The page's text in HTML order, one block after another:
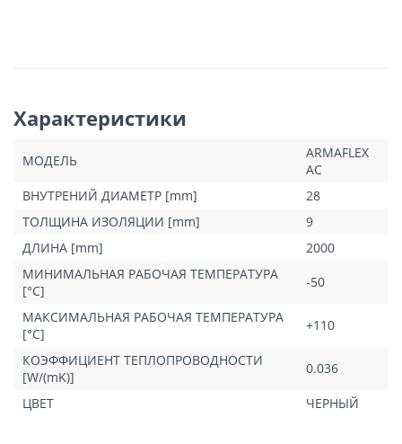
Характеристики
МОДЕЛЬ
ARMAFLEX
AC
ВНУТРЕНИЙ ДИАМЕТР [mm]
28
ТОЛЩИНА ИЗОЛЯЦИИ [mm]
9
ДЛИНА [mm]
2000
МИНИМАЛЬНАЯ РАБОЧАЯ ТЕМПЕРАТУРА
[°C]
-50
МАКСИМАЛЬНАЯ РАБОЧАЯ ТЕМПЕРАТУРА
[°C]
+110
КОЭФФИЦИЕНТ ТЕПЛОПРОВОДНОСТИ
[W/(mK)]
0.036
ЦВЕТ ЧЕРНЫЙ